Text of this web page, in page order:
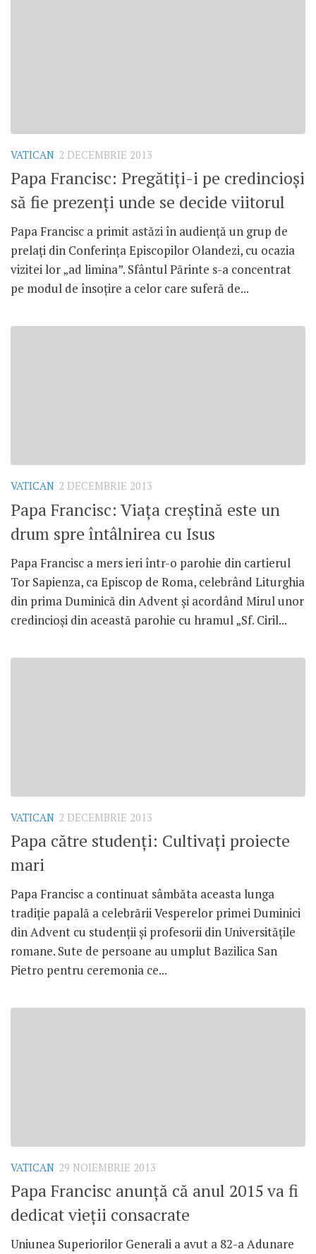
VATICAN 2 DECEMBRIE 2013
Papa Francisc: Pregătiţi-i pe credincioşi
să fie prezenţi unde se decide viitorul
Papa Francisc a primit astăzi în audienţă un grup de
prelaţi din Conferinţa Episcopilor Olandezi, cu ocazia
vizitei lor „ad limina”. Sfântul Părinte s-a concentrat
pe modul de însoţire a celor care suferă de...
VATICAN 2 DECEMBRIE 2013
Papa Francisc: Viaţa creştină este un
drum spre întâlnirea cu Isus
Papa Francisc a mers ieri într-o parohie din cartierul
Tor Sapienza, ca Episcop de Roma, celebrând Liturghia
din prima Duminică din Advent şi acordând Mirul unor
credincioşi din această parohie cu hramul „Sf. Ciril...
VATICAN 2 DECEMBRIE 2013
Papa către studenţi: Cultivaţi proiecte
mari
Papa Francisc a continuat sâmbăta aceasta lunga
tradiţie papală a celebrării Vesperelor primei Duminici
din Advent cu studenţii şi profesorii din Universităţile
romane. Sute de persoane au umplut Bazilica San
Pietro pentru ceremonia ce...
VATICAN 29 NOIEMBRIE 2013
Papa Francisc anunţă că anul 2015 va fi
dedicat vieţii consacrate
Uniunea Superiorilor Generali a avut a 82-a Adunare